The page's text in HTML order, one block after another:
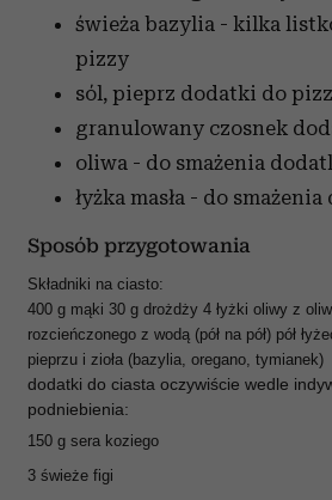
świeża bazylia - kilka
pizzy
sól, pieprz dodatki do
granulowany czosnek
oliwa - do smażenia
łyżka masła - do smażenia
Sposób przygotowania
Składniki na ciasto:
400 g mąki 30 g drożdży 4 łyżki oliwy z
rozcieńczonego z wodą (pół na pół) pół
pieprzu i zioła (bazylia, oregano, tymianek)
dodatki do ciasta oczywiście wedle
podniebienia:
150 g sera koziego
3 świeże figi